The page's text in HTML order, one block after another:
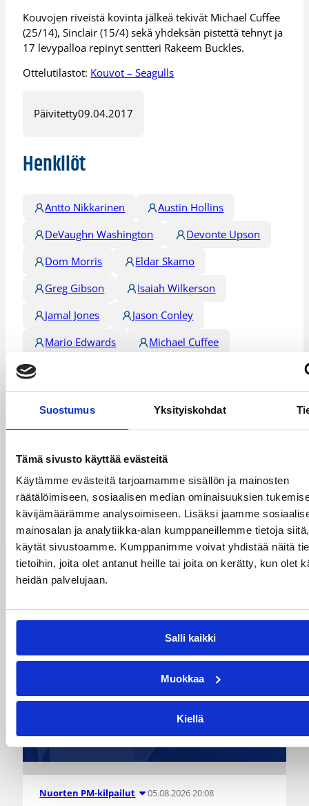
Suostumus Yksityiskohdat
Tämä sivusto käyttää evästeitä
Käytämme evästeitä tarjoamamme sisällön ja mainosten
räätälöimiseen, sosiaalisen median ominaisuuksien
kävijämäärämme analysoimiseen. Lisäksi jaamme
mainosalan ja analytiikka-alan kumppaneillemme tietoja
käytät sivustoamme. Kumppanimme voivat yhdistää näitä
tietoihin, joita olet antanut heille tai joita on kerätty, kun olet
heidän palvelujaan.
Salli kaikki
Muokkaa
Kiellä
Kouvojen riveistä kovinta jälkeä tekivät Michael Cuffee
(25/14), Sinclair (15/4) sekä yhdeksän pistettä tehnyt ja
17 levypalloa repinyt sentteri Rakeem Buckles.
Ottelutilastot: Kouvot – Seagulls
Päivitetty09.04.2017
Henkilöt
Antto Nikkarinen
Austin Hollins
DeVaughn Washington
Devonte Upson
Dom Morris
Eldar Skamo
Greg Gibson
Isaiah Wilkerson
Jamal Jones
Jason Conley
Mario Edwards
Michael Cuffee
Rion Brown
Tate Unruh
Kategoriat
Korisliiga Pääjuttu Sarjat
Katso myös
Nuorten PM-kilpailut 05.08.2026 20:08